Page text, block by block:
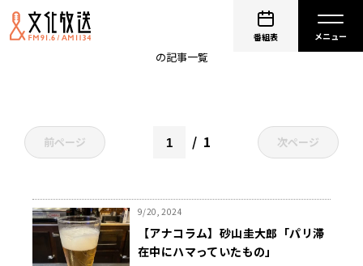
番組表
パリ・オリンピック
の記事一覧
前ページ 1 次ページ
9/20, 2024
【アナコラム】砂山圭大郎「パリ滞
在中にハマっていたもの」